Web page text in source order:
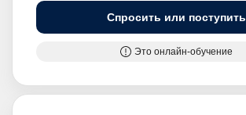
Спросить или поступить
Это онлайн-обучение